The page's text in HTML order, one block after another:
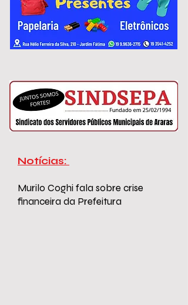
Notícias:
Murilo Coghi fala sobre crise
financeira da Prefeitura